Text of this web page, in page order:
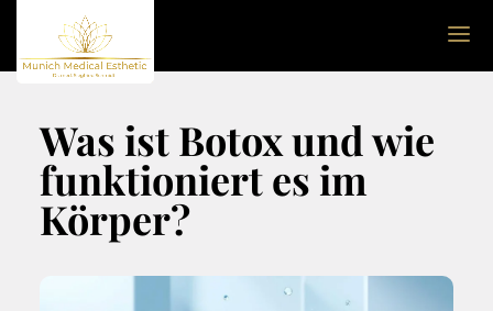
Was ist Botox und wie
funktioniert es im
Körper?